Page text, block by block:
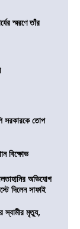
স্মরণে তাঁর
সরকারকে তোপ
বিক্ষোভ
অভিযোগ
দিলেন সাফাই
স্বামীর মৃত্যু,